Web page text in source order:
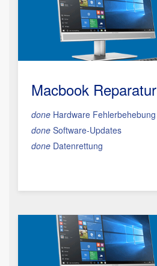
Macbook Reparatur
done Hardware Fehlerbehebung
done Software-Updates
done Datenrettung